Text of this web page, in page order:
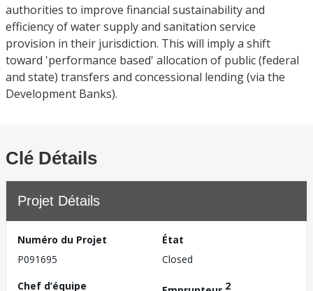
authorities to improve financial sustainability and
efficiency of water supply and sanitation service
provision in their jurisdiction. This will imply a shift
toward 'performance based' allocation of public (federal
and state) transfers and concessional lending (via the
Development Banks).
Clé Détails
Projet Détails
Numéro du Projet
P091695
État
Closed
Chef d’équipe
2